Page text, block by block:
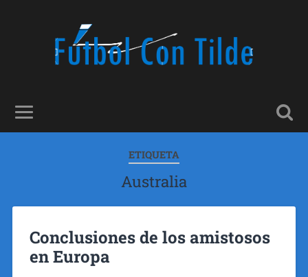
ETIQUETA
Australia
Conclusiones de los amistosos
en Europa